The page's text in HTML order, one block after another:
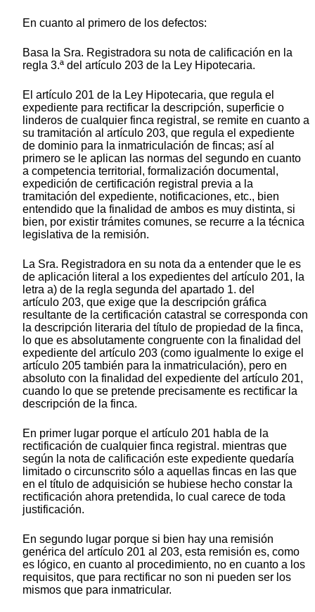
En cuanto al primero de los defectos:
Basa la Sra. Registradora su nota de calificación en la
regla 3.ª del artículo 203 de la Ley Hipotecaria.
El artículo 201 de la Ley Hipotecaria, que regula el
expediente para rectificar la descripción, superficie o
linderos de cualquier finca registral, se remite en cuanto a
su tramitación al artículo 203, que regula el expediente
de dominio para la inmatriculación de fincas; así al
primero se le aplican las normas del segundo en cuanto
a competencia territorial, formalización documental,
expedición de certificación registral previa a la
tramitación del expediente, notificaciones, etc., bien
entendido que la finalidad de ambos es muy distinta, si
bien, por existir trámites comunes, se recurre a la técnica
legislativa de la remisión.
La Sra. Registradora en su nota da a entender que le es
de aplicación literal a los expedientes del artículo 201, la
letra a) de la regla segunda del apartado 1. del
artículo 203, que exige que la descripción gráfica
resultante de la certificación catastral se corresponda con
la descripción literaria del título de propiedad de la finca,
lo que es absolutamente congruente con la finalidad del
expediente del artículo 203 (como igualmente lo exige el
artículo 205 también para la inmatriculación), pero en
absoluto con la finalidad del expediente del artículo 201,
cuando lo que se pretende precisamente es rectificar la
descripción de la finca.
En primer lugar porque el artículo 201 habla de la
rectificación de cualquier finca registral. mientras que
según la nota de calificación este expediente quedaría
limitado o circunscrito sólo a aquellas fincas en las que
en el título de adquisición se hubiese hecho constar la
rectificación ahora pretendida, lo cual carece de toda
justificación.
En segundo lugar porque si bien hay una remisión
genérica del artículo 201 al 203, esta remisión es, como
es lógico, en cuanto al procedimiento, no en cuanto a los
requisitos, que para rectificar no son ni pueden ser los
mismos que para inmatricular.